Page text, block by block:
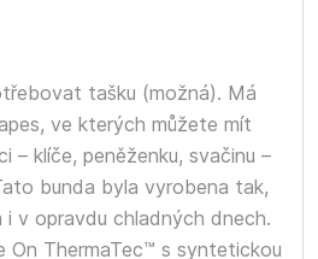
tašku (možná). Má
ve kterých můžete mít
– klíče, peněženku, svačinu –
bunda byla vyrobena tak,
i v opravdu chladných dnech.
On ThermaTec™ s syntetickou